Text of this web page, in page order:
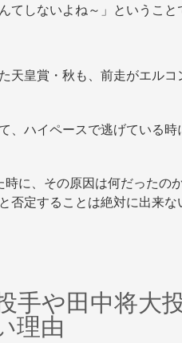
てしないよね～」ということ
天皇賞・秋も、前走がエル
、ハイペースで逃げている
に、その原因は何だったの
否定することは絶対に出来な
手や田中将大
理由